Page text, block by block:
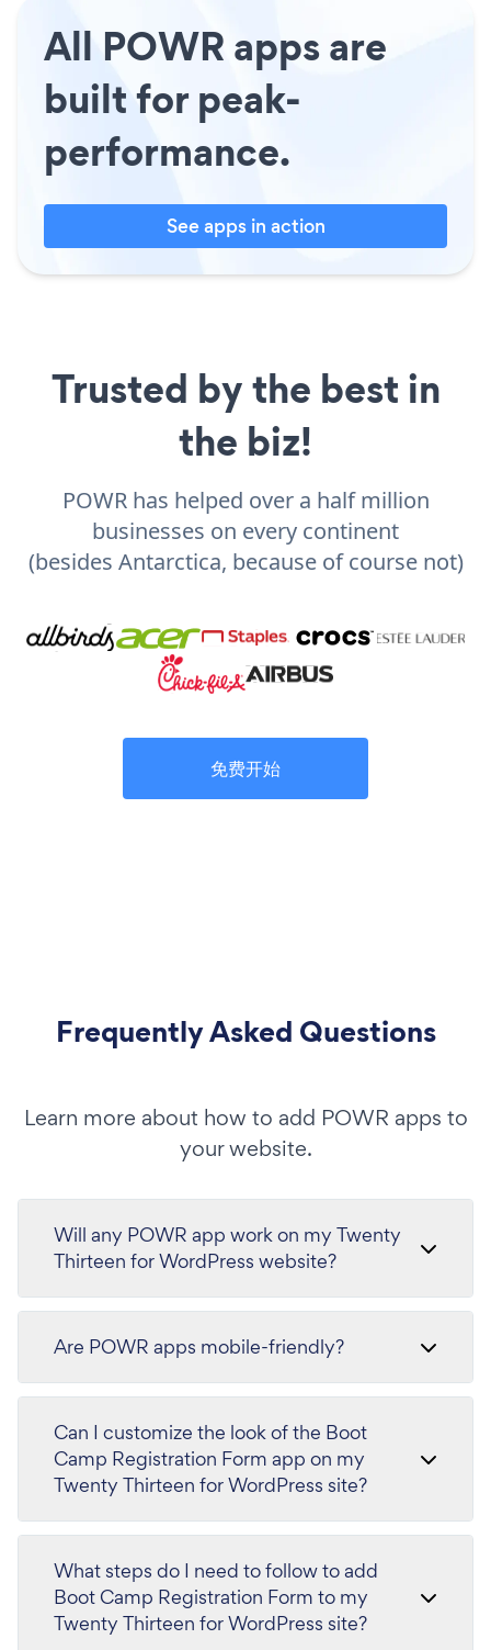
All POWR apps are
built for peak-
performance.
See apps in action
Trusted by the best in
the biz!
POWR has helped over a half million
businesses on every continent
(besides Antarctica, because of course not)
免费开始
Frequently Asked Questions
Learn more about how to add POWR apps to
your website.
Will any POWR app work on my Twenty
Thirteen for WordPress website?
Are POWR apps mobile-friendly?
Can I customize the look of the Boot
Camp Registration Form app on my
Twenty Thirteen for WordPress site?
What steps do I need to follow to add
Boot Camp Registration Form to my
Twenty Thirteen for WordPress site?